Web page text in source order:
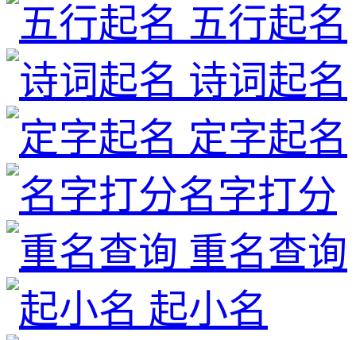
五行起名
诗词起名
定字起名
名字打分
重名查询
起小名